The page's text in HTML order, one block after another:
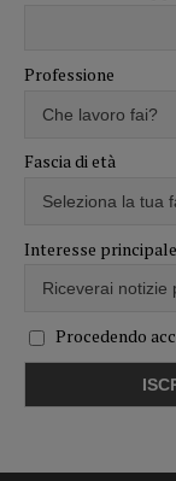
Professione
Fascia di età
Interesse principale
Procedendo